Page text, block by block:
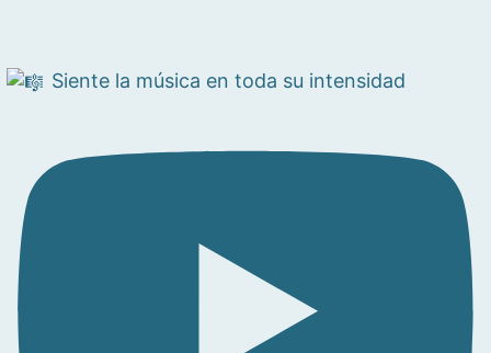
Siente la música en toda su intensidad